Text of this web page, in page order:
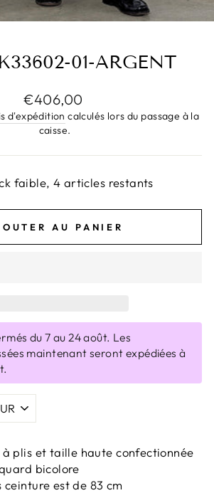
01-ARGENT
Prix
régulier
€406,00
d'expédition calculés lors du passage à la
caisse.
faible, 4 articles restants
AU PANIER
du 7 au 24 août. Les
maintenant seront expédiées à
plis et taille haute confectionnée
bicolore
ceinture est de 83 cm